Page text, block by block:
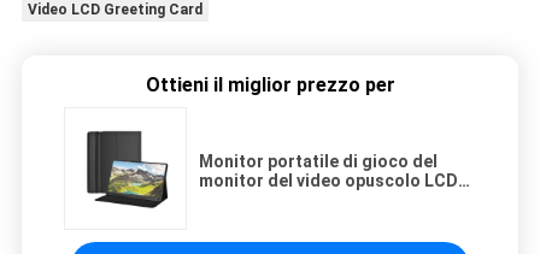
Video LCD Greeting Card
Ottieni il miglior prezzo per
Monitor portatile di gioco del
monitor del video opuscolo LCD